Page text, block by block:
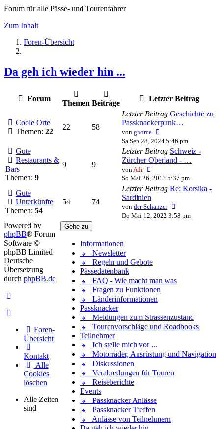
Forum für alle Pässe- und Tourenfahrer
Zum Inhalt
Foren-Übersicht
Da geh ich wieder hin ...
Forum
Themen Beiträge
Letzter Beitrag
Coole Orte
Themen: 22
22 58
Letzter Beitrag Geschichte zu
Passknackerpunk…
von gnome
Beitrag
Sa Sep 28, 2024 5:46 pm
Gute
Restaurants &
Bars
Themen: 9
9 9
Letzter Beitrag Schweiz -
Zürcher Oberland - …
von Adi
Beitrag
So Mai 26, 2013 5:37 pm
Gute
Unterkünfte
Themen: 54
54 74
Letzter Beitrag Re: Korsika -
Sardinien
von der Schanzer
Beitrag
Do Mai 12, 2022 3:58 pm
Gehe zu
Informationen
↳ Newsletter
↳ Regeln und Gebote
Pässedatenbank
↳ FAQ - Wie macht man was
↳ Fragen zu Funktionen
↳ Länderinformationen
Passknacker
↳ Meldungen zum Strassenzustand
↳ Tourenvorschläge und Roadbooks
Teilnehmer
↳ Ich stelle mich vor ...
↳ Motorräder, Ausrüstung und Navigation
↳ Diskussionen
↳ Verabredungen für Touren
↳ Reiseberichte
Events
↳ Passknacker Anlässe
↳ Passknacker Treffen
↳ Anlässe von Teilnehmern
Powered by
phpBB® Forum
Software ©
phpBB Limited
Deutsche
Übersetzung
durch phpBB.de
Foren-
Übersicht
Kontakt
Alle
Cookies
löschen
Alle Zeiten
sind